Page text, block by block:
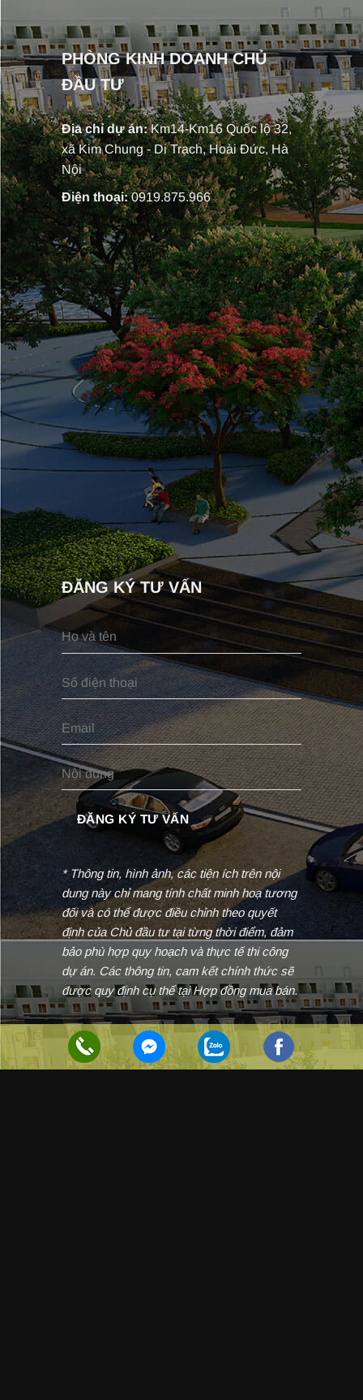
PHÒNG KINH DOANH CHỦ
ĐẦU TƯ
Địa chỉ dự án:Km14-Km16 Quốc lộ 32,
xã Kim Chung - Di Trạch, Hoài Đức, Hà
Nội
Điện thoại:0919.875.966
ĐĂNG KÝ TƯ VẤN
* Thông tin, hình ảnh, các tiện ích trên nội
dung này chỉ mang tính chất minh hoạ tương
đối và có thể được điều chỉnh theo quyết
định của Chủ đầu tư tại từng thời điểm, đảm
bảo phù hợp quy hoạch và thực tế thi công
dự án. Các thông tin, cam kết chính thức sẽ
được quy định cụ thể tại Hợp đồng mua bán.